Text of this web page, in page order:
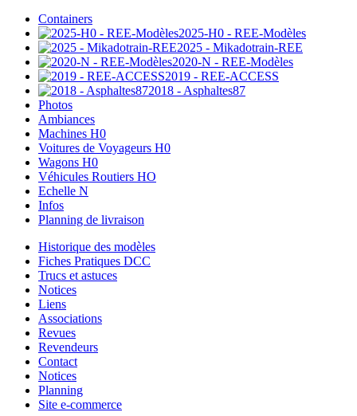
Containers
2025-H0 - REE-Modèles
2025 - Mikadotrain-REE
2020-N - REE-Modèles
2019 - REE-ACCESS
2018 - Asphaltes87
Photos
Ambiances
Machines H0
Voitures de Voyageurs H0
Wagons H0
Véhicules Routiers HO
Echelle N
Infos
Planning de livraison
Historique des modèles
Fiches Pratiques DCC
Trucs et astuces
Notices
Liens
Associations
Revues
Revendeurs
Contact
Notices
Planning
Site e-commerce